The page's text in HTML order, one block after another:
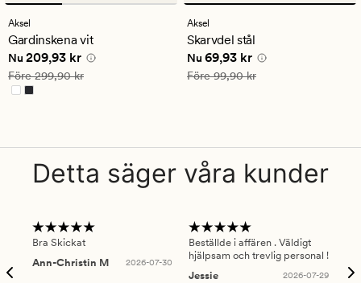
omdömen
med
ett
genomsnittligt
betyg
på
4.5
Aksel
Gardinskena vit
Nuvarande pris
Nu 209,93 kr
Ordinarie pris 299,90 kr
Före299,90 kr
omdömen
med
ett
genomsnittligt
betyg
på
4
Aksel
Skarvdel stål
Nuvarande pris
Nu 69,93 kr
Ordinarie pris
Före99,90 kr
Detta säger våra kunder
Bra Skickat
Ann-Christin M
2026-07-30
Beställde i affären . Väldigt
hjälpsam och trevlig personal !
Jessie
2026-07-29